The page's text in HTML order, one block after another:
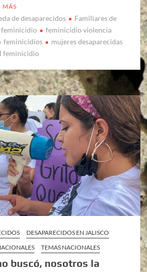
MÁS
de desaparecidos
Familiares de
feminicidio
feminicidio violencia
feminicidios
mujeres desaparecidas
feminicidio
DESAPARECIDOS EN JALISCO
TEMAS NACIONALES
buscó, nosotros la